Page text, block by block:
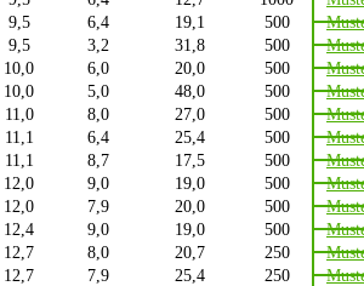
9,5 6,4 19,1 500
9,5 3,2 31,8 500
10,0 6,0 20,0 500
10,0 5,0 48,0 500
11,0 8,0 27,0 500
11,1 6,4 25,4 500
11,1 8,7 17,5 500
12,0 9,0 19,0 500
12,0 7,9 20,0 500
12,4 9,0 19,0 500
12,7 8,0 20,7 250
12,7 7,9 25,4 250